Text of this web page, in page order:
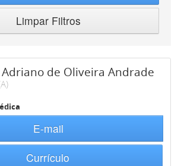
Limpar Filtros
Adriano de Oliveira Andrade
E-mail
Currículo